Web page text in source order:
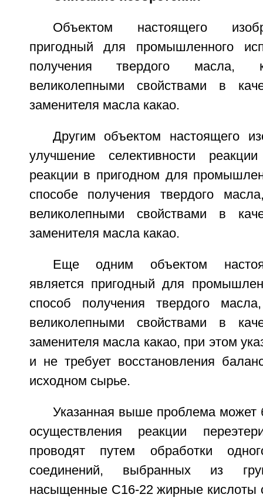
Объектом настоящего
пригодный для промышленного
получения твердого масла,
великолепными свойствами в
заменителя масла какао.
Другим объектом настоящего
улучшение селективности
реакции в пригодном для
способе получения твердого
великолепными свойствами в
заменителя масла какао.
Еще одним объектом
является пригодный для
способ получения твердого
великолепными свойствами в
заменителя масла какао, при этом
и не требует восстановления
исходном сырье.
Указанная выше проблема может
осуществления реакции
проводят путем обработки
соединений, выбранных из
насыщенные С16-22 жирные кислоты